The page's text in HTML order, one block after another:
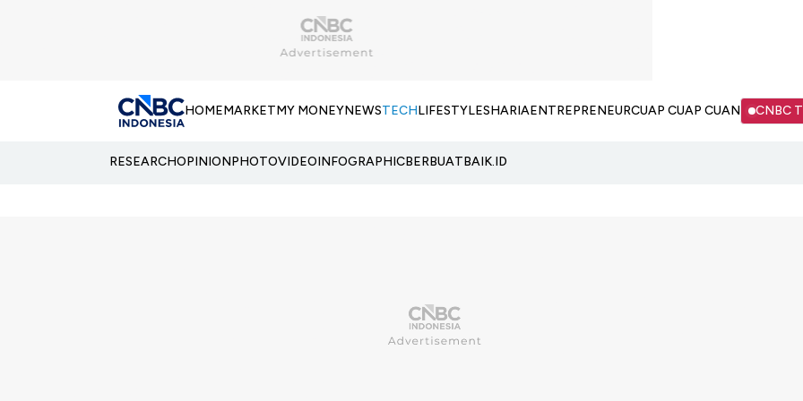
HOMEMARKETMY MONEYNEWSTECHLIFESTYLESHARIAENTREPRENEURCUAP CUAP CUAN CNBC
RESEARCHOPINIONPHOTOVIDEOINFOGRAPHICBERBUATBAIK.ID